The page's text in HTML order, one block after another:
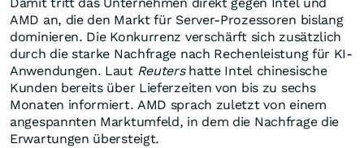
AMD an, die den Markt für Server-Prozessoren bislang
dominieren. Die Konkurrenz verschärft sich zusätzlich
durch die starke Nachfrage nach Rechenleistung für KI-
Anwendungen. Laut Reutershatte Intel chinesische
Kunden bereits über Lieferzeiten von bis zu sechs
Monaten informiert. AMD sprach zuletzt von einem
angespannten Marktumfeld, in dem die Nachfrage die
Erwartungen übersteigt.